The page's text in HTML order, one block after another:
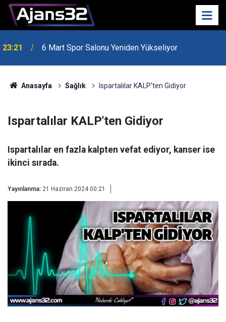
23:21 6 Mart Spor Salonu Yeniden Yükseliyor
Anasayfa Sağlık Ispartalılar KALP'ten Gidiyor
Ispartalılar KALP'ten Gidiyor
Ispartalılar en fazla kalpten vefat ediyor, kanser ise
ikinci sırada.
Yayınlanma: 21 Haziran 2024 00:21